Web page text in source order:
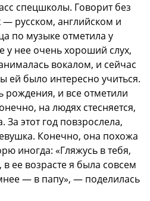
спецшколы. Говорит без
— русском, английском и
по музыке отметила у
у нее очень хороший слух,
вокалом, и сейчас
ей было интересно учиться.
рождения, и все отметили
на людях стесняется,
этот год повзрослела,
Конечно, она похожа
иногда: «Гляжусь в тебя,
в ее возрасте я была совсем
— в папу», — поделилась